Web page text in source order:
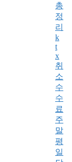
총
정
리
k
t
x
취
소
수
수
료
주
말
평
일